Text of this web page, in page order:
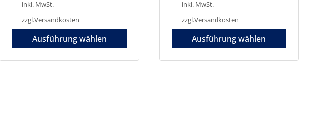
inkl. MwSt.
zzgl.Versandkosten
Ausführung wählen
inkl. MwSt.
zzgl.Versandkosten
Ausführung wählen